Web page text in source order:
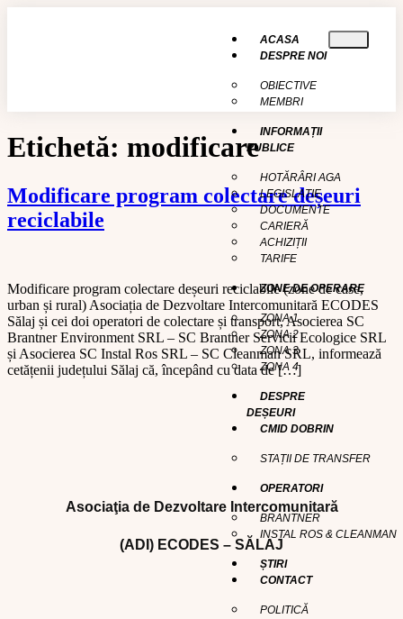
ACASA
DESPRE NOI
OBIECTIVE
MEMBRI
INFORMAȚII
PUBLICE
HOTĂRÂRI AGA
LEGISLAȚIE
DOCUMENTE
CARIERĂ
ACHIZIȚII
TARIFE
ZONE DE OPERARE
ZONA 1
ZONA 2
ZONA 3
ZONA 4
DESPRE
DEȘEURI
CMID DOBRIN
STAȚII DE TRANSFER
OPERATORI
BRANTNER
INSTAL ROS & CLEANMAN
ȘTIRI
CONTACT
POLITICĂ
Etichetă: modificare
Modificare program colectare deșeuri
reciclabile
Modificare program colectare deșeuri reciclabile (zone de case,
urban și rural) Asociația de Dezvoltare Intercomunitară ECODES
Sălaj și cei doi operatori de colectare și transport, Asocierea SC
Brantner Environment SRL – SC Brantner Servicii Ecologice SRL
și Asocierea SC Instal Ros SRL – SC Cleanman SRL, informează
cetățenii județului Sălaj că, începând cu data de […]
Asociaţia de Dezvoltare Intercomunitară
(ADI) ECODES – SĂLAJ